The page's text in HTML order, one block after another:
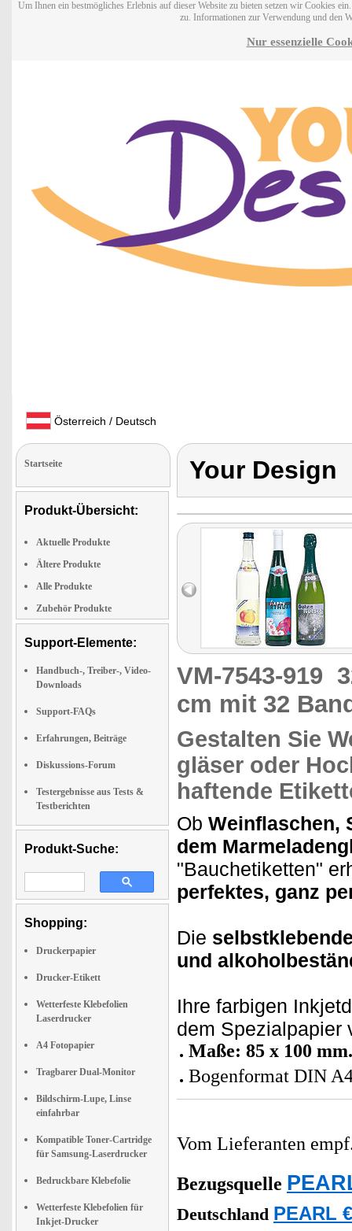
Um Ihnen ein bestmögliches Erlebnis auf dieser Website zu bieten setzen wir Cookies
zu. Informationen zur Verwendung und den
Nur essenzielle
Österreich / Deutsch
Startseite
Produkt-Übersicht:
Aktuelle Produkte
Ältere Produkte
Alle Produkte
Zubehör Produkte
Support-Elemente:
Handbuch-, Treiber-, Video-
Downloads
Support-FAQs
Erfahrungen, Beiträge
Diskussions-Forum
Testergebnisse aus Tests &
Testberichten
Produkt-Suche:
Shopping:
Druckerpapier
Drucker-Etikett
Wetterfeste Klebefolien
Laserdrucker
A4 Fotopapier
Tragbarer Dual-Monitor
Bildschirm-Lupe, Linse
einfahrbar
Kompatible Toner-Cartridge
für Samsung-Laserdrucker
Bedruckbare Klebefolie
Wetterfeste Klebefolien für
Inkjet-Drucker
Your Design
VM-7543-919
cm mit 32
Gestalten Sie
gläser oder
haftende
Ob Weinflaschen,
dem
"Bauchetiketten"
perfektes, ganz
Die
und
Ihre farbigen
dem Spezialpapier
Maße: 85 x 100 mm.
Bogenformat DIN
Vom Lieferanten
Bezugsquelle
Deutschland PEARL